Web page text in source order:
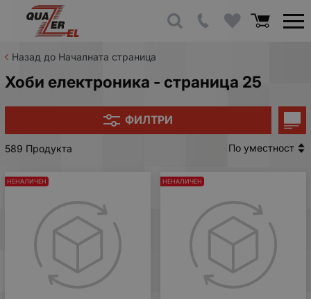
Назад до Началната страница
Хоби електроника - страница 25
ФИЛТРИ
589 Продукта По уместност
НЕНАЛИЧЕН НЕНАЛИЧЕН